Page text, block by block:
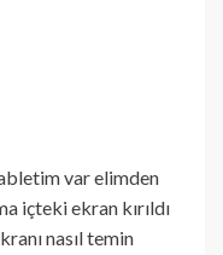
var elimden
içteki ekran kırıldı
nasıl temin